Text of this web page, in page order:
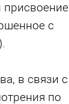
присвоение
с
в связи с
по